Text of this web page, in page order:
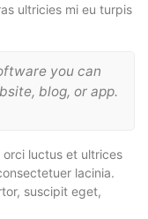
ultricies mi eu turpis
you can
blog, or app.
luctus et ultrices
lacinia.
suscipit eget,